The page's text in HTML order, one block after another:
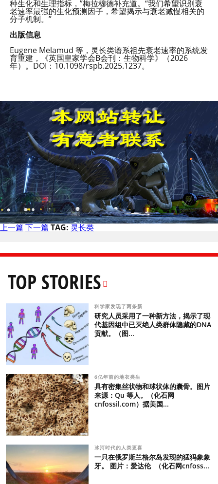
种生化和生理指标，”梅拉穆德补充道。“我们希望识别衰
老速率最强的生化预测因子，希望揭示与衰老减慢相关的
分子机制。”
出版信息
Eugene Melamud 等，灵长类谱系祖先衰老速率的系统发
育重建，《英国皇家学会B会刊：生物科学》（2026
年）。DOI：10.1098/rspb.2025.1237。
上一篇 下一篇 TAG: 灵长类
TOP STORIES
科学家发现了两条新
研究人员采用了一种新方法，揭示了现
代基因组中已灭绝人类群体隐藏的DNA
贡献。（图...
6亿年前的地衣类生
具有密集丝状物和球状体的囊骨。图片
来源：Qu 等人。（化石网
cnfossil.com）据美国...
冰河时代的人类更喜
一只在俄罗斯兰格尔岛发现的猛犸象象
牙。 图片：爱达伦 （化石网cnfoss...